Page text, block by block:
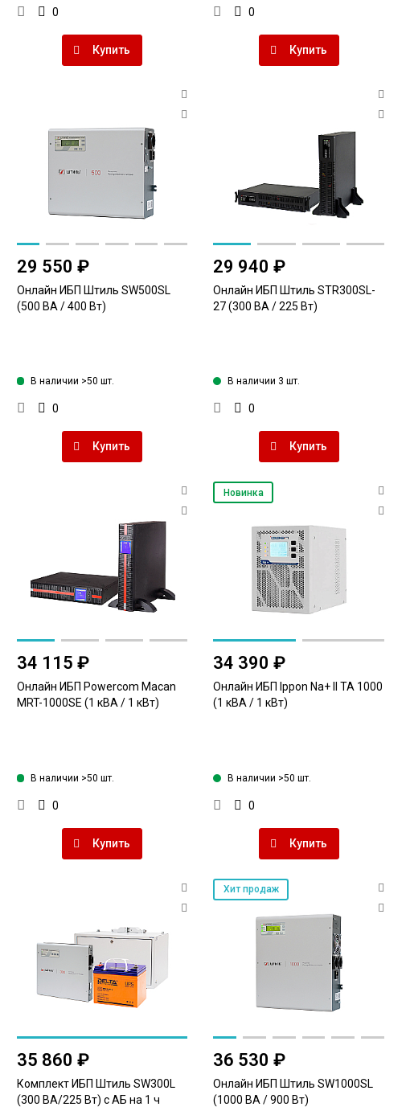
0
Купить
0
Купить
29 550 ₽
Онлайн ИБП Штиль SW500SL
(500 ВА / 400 Вт)
В наличии >50 шт.
0
Купить
29 940 ₽
Онлайн ИБП Штиль STR300SL-
27 (300 ВА / 225 Вт)
В наличии 3 шт.
0
Купить
34 115 ₽
Онлайн ИБП Powercom Macan
MRT-1000SE (1 кВА / 1 кВт)
В наличии >50 шт.
0
Купить
Новинка
34 390 ₽
Онлайн ИБП Ippon Na+ II TA 1000
(1 кВА / 1 кВт)
В наличии >50 шт.
0
Купить
35 860 ₽
Комплект ИБП Штиль SW300L
(300 ВА/225 Вт) c АБ на 1 ч
Хит продаж
36 530 ₽
Онлайн ИБП Штиль SW1000SL
(1000 ВА / 900 Вт)